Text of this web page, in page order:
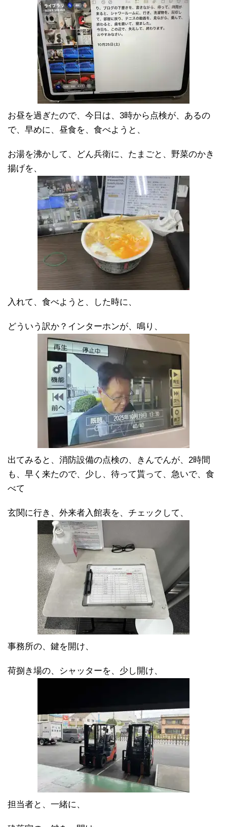
お昼を過ぎたので、今日は、3時から点検が、あるの
で、早めに、昼食を、食べようと、
お湯を沸かして、どん兵衛に、たまごと、野菜のかき
揚げを、
入れて、食べようと、した時に、
どういう訳か？インターホンが、鳴り、
出てみると、消防設備の点検の、きんでんが、2時間
も、早く来たので、少し、待って貰って、急いで、食
べて
玄関に行き、外来者入館表を、チェックして、
事務所の、鍵を開け、
荷捌き場の、シャッターを、少し開け、
担当者と、一緒に、